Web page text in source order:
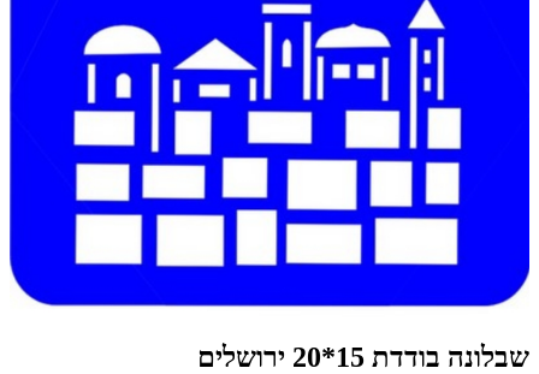
שבלונה בודדת 15*20 ירושלים